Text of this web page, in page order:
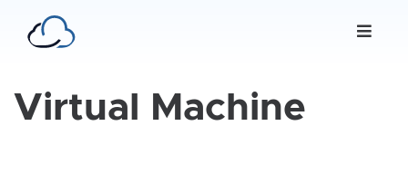
Virtual Machine